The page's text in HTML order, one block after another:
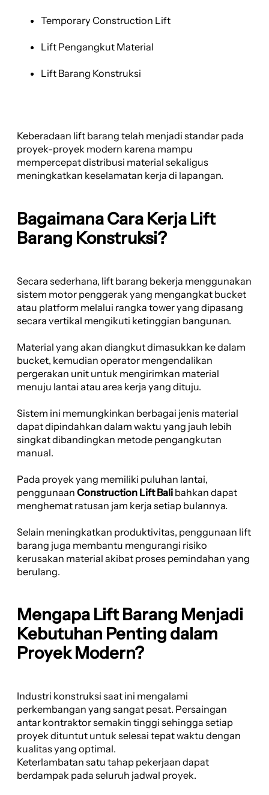
Temporary Construction Lift
Lift Pengangkut Material
Lift Barang Konstruksi
Keberadaan lift barang telah menjadi standar pada
proyek-proyek modern karena mampu
mempercepat distribusi material sekaligus
meningkatkan keselamatan kerja di lapangan.
Bagaimana Cara Kerja Lift
Barang Konstruksi?
Secara sederhana, lift barang bekerja menggunakan
sistem motor penggerak yang mengangkat bucket
atau platform melalui rangka tower yang dipasang
secara vertikal mengikuti ketinggian bangunan.
Material yang akan diangkut dimasukkan ke dalam
bucket, kemudian operator mengendalikan
pergerakan unit untuk mengirimkan material
menuju lantai atau area kerja yang dituju.
Sistem ini memungkinkan berbagai jenis material
dapat dipindahkan dalam waktu yang jauh lebih
singkat dibandingkan metode pengangkutan
manual.
Pada proyek yang memiliki puluhan lantai,
penggunaan Construction Lift Bali bahkan dapat
menghemat ratusan jam kerja setiap bulannya.
Selain meningkatkan produktivitas, penggunaan lift
barang juga membantu mengurangi risiko
kerusakan material akibat proses pemindahan yang
berulang.
Mengapa Lift Barang Menjadi
Kebutuhan Penting dalam
Proyek Modern?
Industri konstruksi saat ini mengalami
perkembangan yang sangat pesat. Persaingan
antar kontraktor semakin tinggi sehingga setiap
proyek dituntut untuk selesai tepat waktu dengan
kualitas yang optimal.
Keterlambatan satu tahap pekerjaan dapat
berdampak pada seluruh jadwal proyek.